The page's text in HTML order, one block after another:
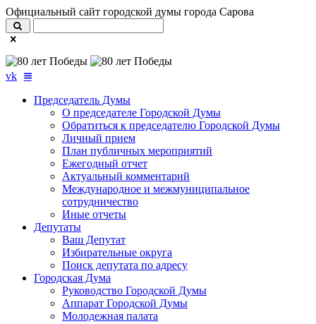
Официальный сайт городской думы города Сарова
vk
Председатель Думы
О председателе Городской Думы
Обратиться к председателю Городской Думы
Личный прием
План публичных мероприятий
Ежегодный отчет
Актуальный комментарий
Международное и межмуниципальное
сотрудничество
Иные отчеты
Депутаты
Ваш Депутат
Избирательные округа
Поиск депутата по адресу
Городская Дума
Руководство Городской Думы
Аппарат Городской Думы
Молодежная палата